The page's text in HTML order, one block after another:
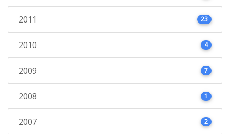
2011 23
2010 4
2009 7
2008 1
2007 2